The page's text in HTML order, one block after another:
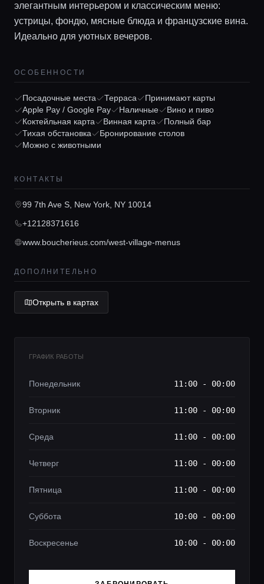
Главная
Локации
Гиды
Lifestyle журнал
элегантным интерьером и классическим меню:
устрицы, фондю, мясные блюда и французские вина.
Идеально для уютных вечеров.
ОСОБЕННОСТИ
Посадочные места Терраса
Принимают карты
Apple Pay / Google Pay
Наличные
Вино и пиво
Коктейльная карта
Винная карта
Полный бар
Тихая обстановка
Бронирование столов
Можно с животными
КОНТАКТЫ
99 7th Ave S, New York, NY 10014
+12128371616
www.boucherieus.com/west-village-menus
ДОПОЛНИТЕЛЬНО
Открыть в картах
ГРАФИК РАБОТЫ
Понедельник 11:00 - 00:00
Вторник 11:00 - 00:00
Среда 11:00 - 00:00
Четверг 11:00 - 00:00
Пятница 11:00 - 00:00
Суббота 10:00 - 00:00
Воскресенье 10:00 - 00:00